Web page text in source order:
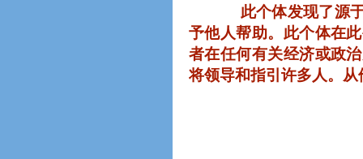
此个体发现了源
予他人帮助。此个体在
者在任何有关经济或政
将领导和指引许多人。